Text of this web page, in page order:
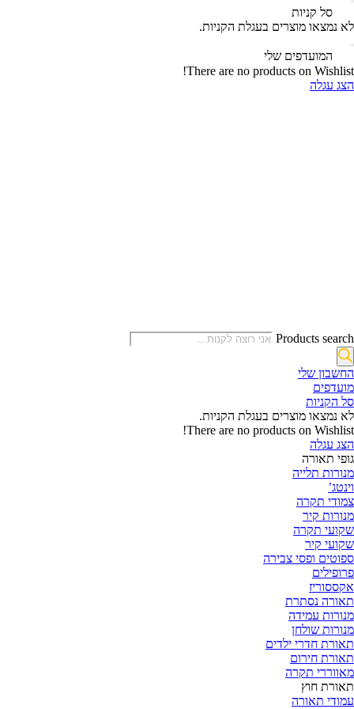
סל קניות‬
לא נמצאו מוצרים בעגלת הקניות.
המועדפים שלי
There are no products on Wishlist!
הצג עגלה
Products search
החשבון שלי‬
‫מועדפים‬‬
סל הקניות
לא נמצאו מוצרים בעגלת הקניות.
There are no products on Wishlist!
הצג עגלה
גופי תאורה
מנורות תלייה
וינטג’
צמודי תקרה
מנורות קיר
שקועי תקרה
שקועי קיר
ספוטים ופסי צבירה
פרופילים
אקססוריז
תאורה נסתרת
מנורות עמידה
מנורות שולחן
תאורת חדרי ילדים
תאורת חירום
מאווררי תקרה
תאורת חוץ
עמודי תאורה